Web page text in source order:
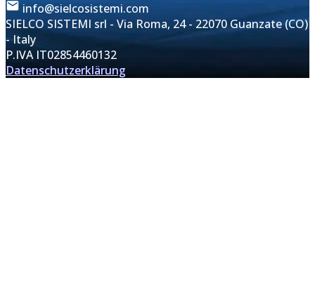
info@sielcosistemi.com
SIELCO SISTEMI srl - Via Roma, 24 - 22070 Guanzate (CO)
- Italy
P.IVA IT02854460132
Datenschutzerklärung